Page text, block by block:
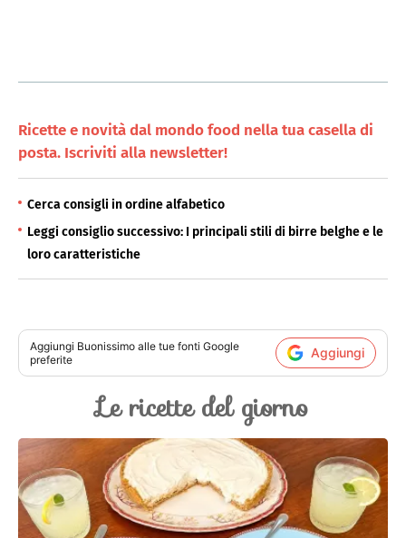
Ricette e novità dal mondo food nella tua casella di
posta. Iscriviti alla newsletter!
Cerca consigli in ordine alfabetico
Leggi consiglio successivo: I principali stili di birre belghe e le
loro caratteristiche
Aggiungi Buonissimo alle tue fonti Google
preferite
Aggiungi
Le ricette del giorno